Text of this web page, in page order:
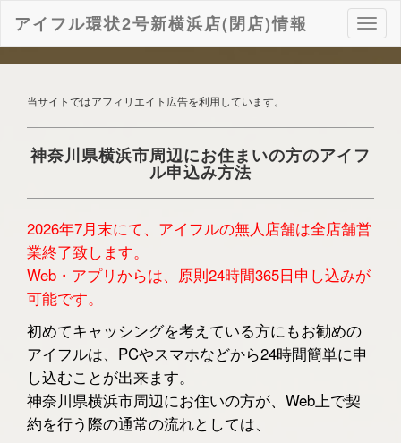
ナ
ビ
ゲ
ン
アイフル環状2号新横浜店(閉店)情報
当サイトではアフィリエイト広告を利用しています。
神奈川県横浜市周辺にお住まいの方のアイフ
ル申込み方法
2026年7月末にて、アイフルの無人店舗は全店舗営
業終了致します。
Web・アプリからは、原則24時間365日申し込みが
可能です。
初めてキャッシングを考えている方にもお勧めの
アイフルは、PCやスマホなどから24時間簡単に申
し込むことが出来ます。
神奈川県横浜市周辺にお住いの方が、Web上で契
約を行う際の通常の流れとしては、